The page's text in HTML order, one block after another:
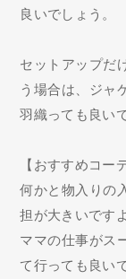
良いでしょう。
セットアップだ
う場合は、ジャ
羽織っても良い
【おすすめコー
何かと物入りの
担が大きいです
ママの仕事がス
て行っても良い